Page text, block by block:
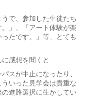
で、参加した生徒たち
」、「アート体験が楽
たです。」等、とても
に感想を聞くと…
スが中止になったり、
いった見学会は貴重な
進路選択に生かしてい